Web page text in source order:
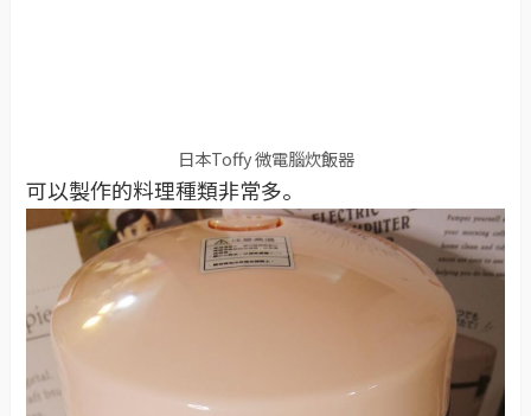
日本Toffy 微電腦炊飯器
可以製作的料理種類非常多。